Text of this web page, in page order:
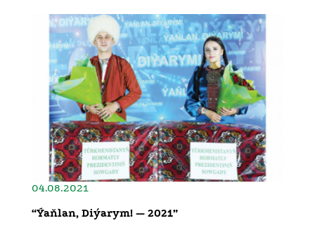
04.08.2021
“Ýaňlan, Diýarym! — 2021”